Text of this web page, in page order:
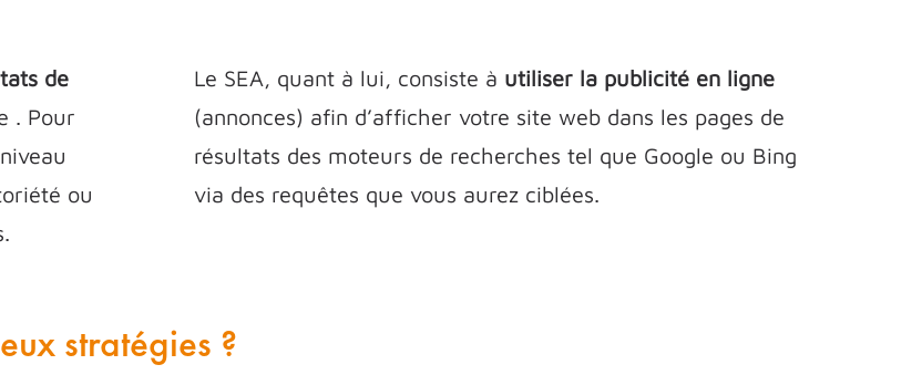
de
. Pour
ou
Le SEA, quant à lui, consiste à utiliser la publicité en ligne
(annonces) afin d’afficher votre site web dans les pages de
résultats des moteurs de recherches tel que Google ou Bing
via des requêtes que vous aurez ciblées.
stratégies ?